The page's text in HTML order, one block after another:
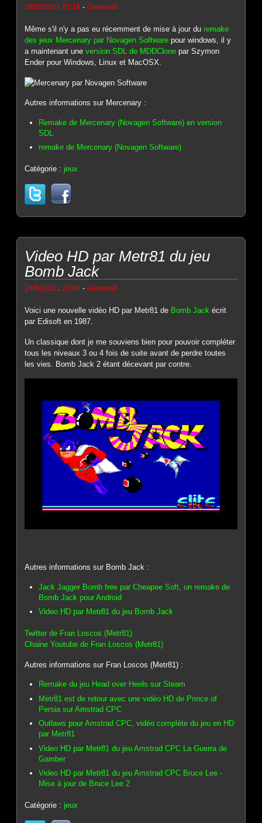
26/09/2011 21:14 -Genesis8
Même s'il n'y a pas eu récemment de mise à jour duremake
des jeux Mercenary par Novagen Software pour windows, il y
a maintenant uneversion SDL de MDDClone par Szymon
Ender pour Windows, Linux et MacOSX.
Autres informations sur Mercenary :
Remake de Mercenary (Novagen Software) en version
SDL
remake de Mercenary (Novagen Software)
Catégorie :jeux
Video HD par Metr81 du jeu
Bomb Jack
24/09/2011 23:46 -Genesis8
Voici une nouvelle vidéo HD par Metr81 de Bomb Jack écrit
par Edisoft en 1987.
Un classique dont je me souviens bien pour pouvoir compléter
tous les niveaux 3 ou 4 fois de suite avant de perdre toutes
les vies. Bomb Jack 2 étant décevant par contre.
Autres informations sur Bomb Jack :
Jack Jagger Bomb free par Cheapee Soft, un remake de
Bomb Jack pour Android
Video HD par Metr81 du jeu Bomb Jack
Twitter de Fran Loscos (Metr81)
Chaine Youtube de Fran Loscos (Metr81)
Autres informations sur Fran Loscos (Metr81) :
Remake du jeu Head over Heels sur Steam
Metr81 est de retour avec une vidéo HD de Prince of
Persia sur Amstrad CPC
Outlaws pour Amstrad CPC, vidéo complète du jeu en HD
par Metr81
Video HD par Metr81 du jeu Amstrad CPC La Guerra de
Gamber
Video HD par Metr81 du jeu Amstrad CPC Bruce Lee -
Mise à jour de Bruce Lee 2
Catégorie :jeux